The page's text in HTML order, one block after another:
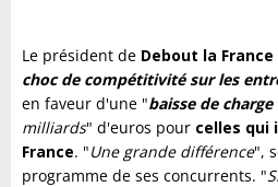
Le président de Debout la France
choc de compétitivité sur les
en faveur d'une "baisse de charge
milliards" d'euros pour celles qui
France. "Une grande différence",
programme de ses concurrents. "